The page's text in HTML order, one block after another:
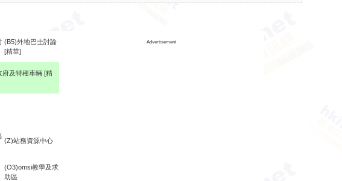
(B5)外地巴士討論
[精華]
Advertisement
府及特種車輛 [精
(Z)站務資源中心
(O3)omsi教學及求
助區